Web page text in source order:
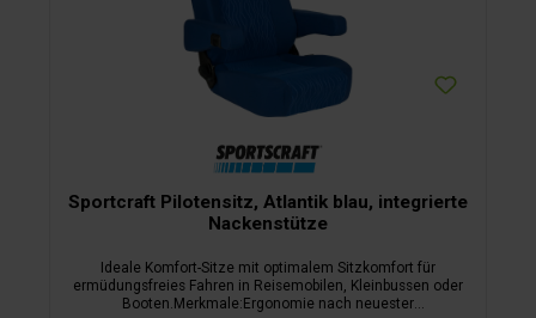
Sportcraft Pilotensitz, Atlantik blau, integrierte
Nackenstütze
Ideale Komfort-Sitze mit optimalem Sitzkomfort für
ermüdungsfreies Fahren in Reisemobilen, Kleinbussen oder
Booten.Merkmale:Ergonomie nach neuester